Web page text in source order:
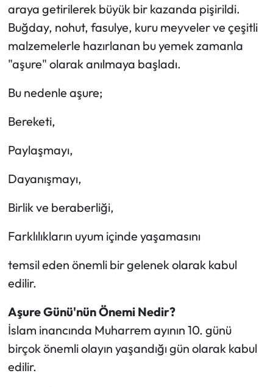
araya getirilerek büyük bir kazanda pişirildi.
Buğday, nohut, fasulye, kuru meyveler ve çeşitli
malzemelerle hazırlanan bu yemek zamanla
"aşure" olarak anılmaya başladı.
Bu nedenle aşure;
Bereketi,
Paylaşmayı,
Dayanışmayı,
Birlik ve beraberliği,
Farklılıkların uyum içinde yaşamasını
temsil eden önemli bir gelenek olarak kabul
edilir.
Aşure Günü'nün Önemi Nedir?
İslam inancında Muharrem ayının 10. günü
birçok önemli olayın yaşandığı gün olarak kabul
edilir.